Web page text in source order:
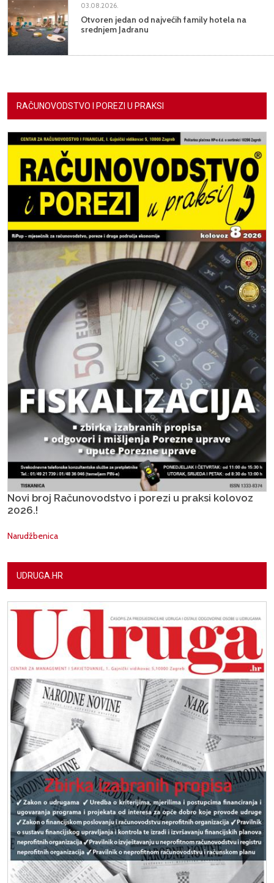
03.08.2026.
Otvoren jedan od najvećih family hotela na
srednjem Jadranu
RAČUNOVODSTVO I POREZI U PRAKSI
Novi broj Računovodstvo i porezi u praksi kolovoz
2026.!
Narudžbenica
UDRUGA.HR